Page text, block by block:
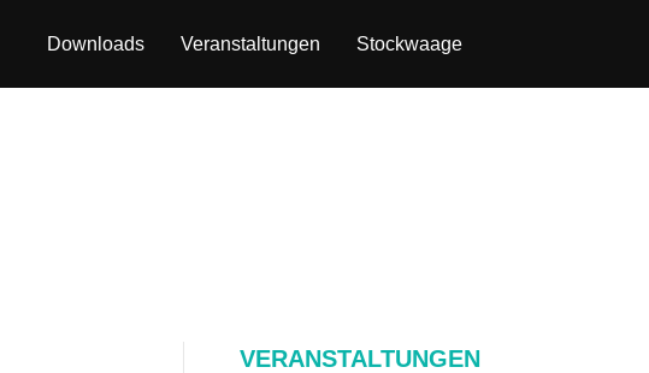
Downloads Veranstaltungen Stockwaage
VERANSTALTUNGEN